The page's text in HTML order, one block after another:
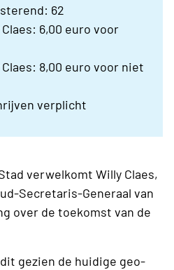
62
6,00 euro voor
Claes: 8,00 euro voor niet
verplicht
verwelkomt Willy Claes,
Secretaris-Generaal van
over de toekomst van de
gezien de huidige geo-